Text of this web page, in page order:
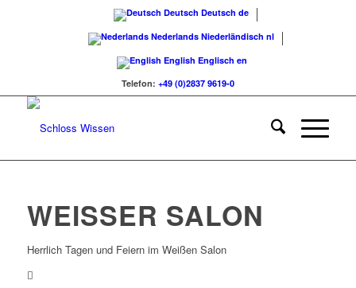
Deutsch Deutsch de
Nederlands Niederländisch nl
English Englisch en
Telefon: +49 (0)2837 9619-0
WEISSER SALON
Herrlich Tagen und Feiern im Weißen Salon